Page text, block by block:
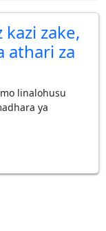
kazi zake,
athari za
linalohusu
ya